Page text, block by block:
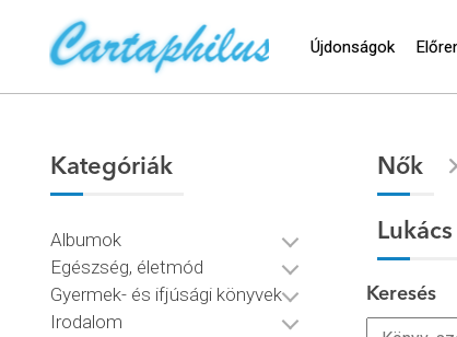
Újdonságok
Kategóriák
Albumok
Egészség, életmód
Gyermek- és ifjúsági könyvek
Irodalom
Nők
Keresés